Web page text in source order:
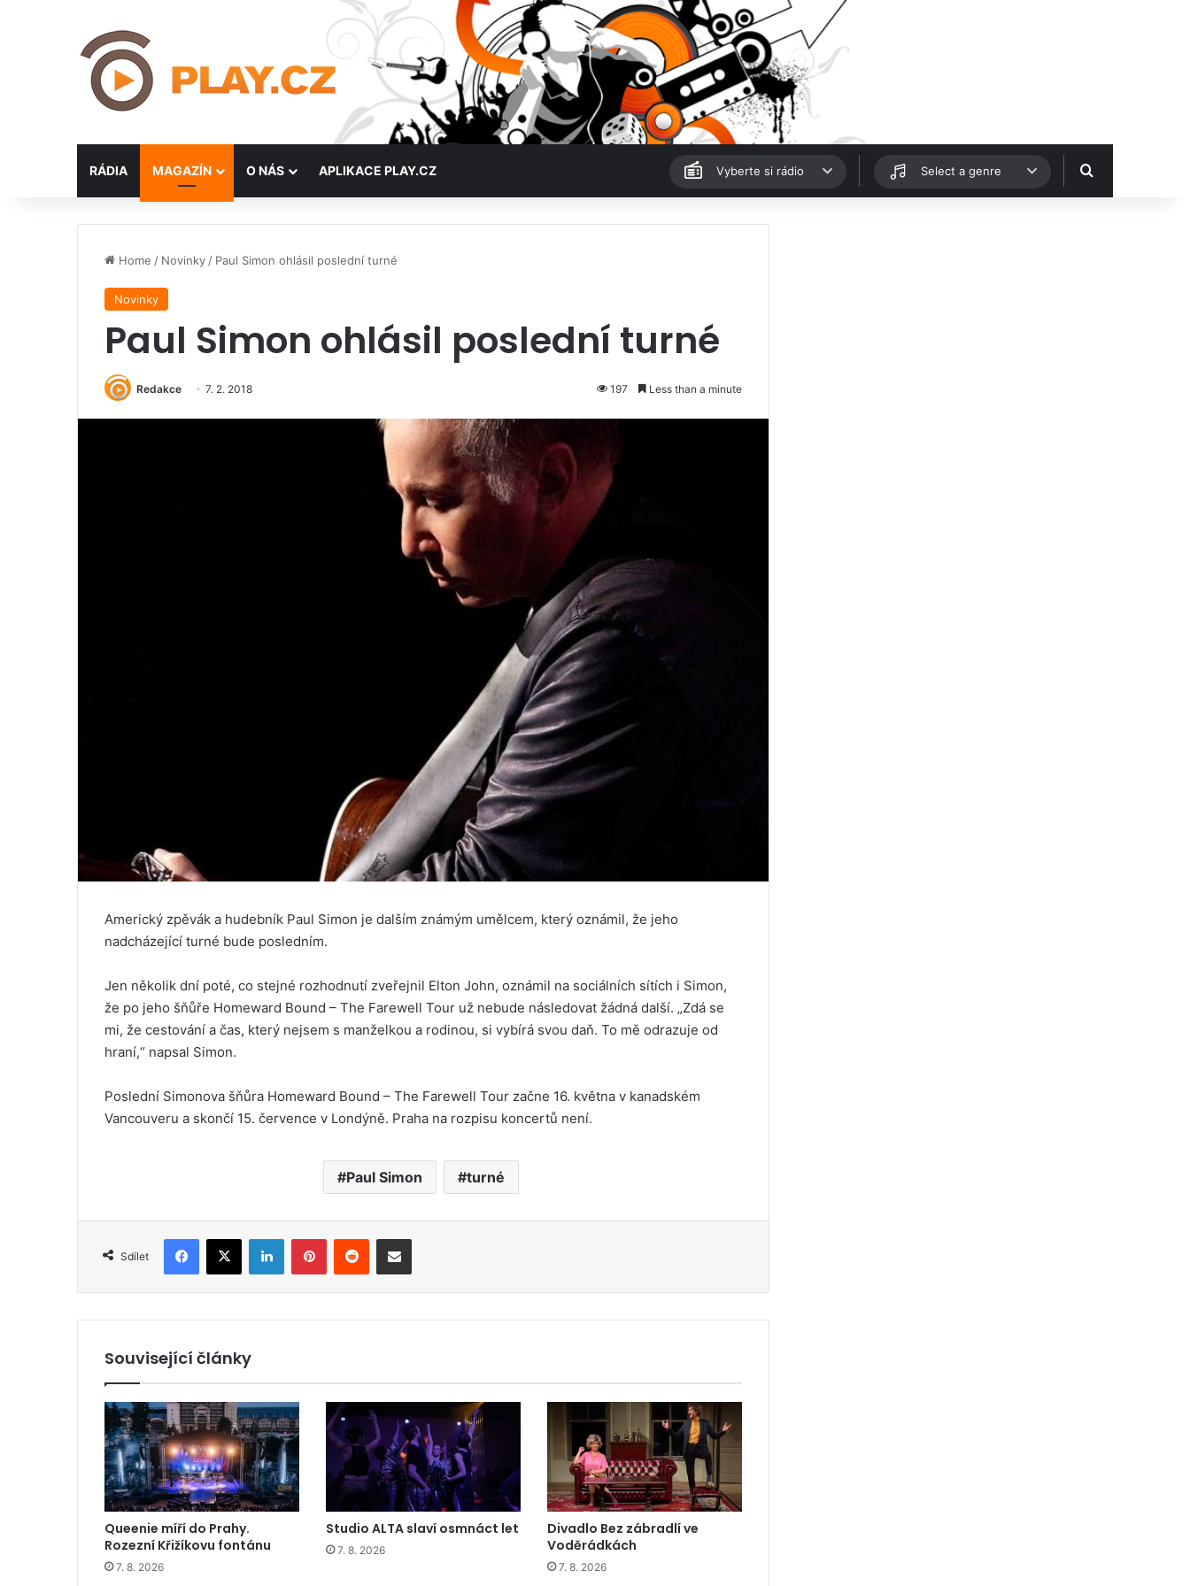
RÁDIA MAGAZÍN O NÁS APLIKACE PLAY.CZ Vyberte si rádio Select a genre Hledat
Home / Novinky / Paul Simon ohlásil poslední turné
Novinky
Paul Simon ohlásil poslední turné
Redakce 7. 2. 2018 197 Less than a minute
Americký zpěvák a hudebník Paul Simon je dalším známým umělcem, který oznámil, že jeho
nadcházející turné bude posledním.
Jen několik dní poté, co stejné rozhodnutí zveřejnil Elton John, oznámil na sociálních sítích i Simon,
že po jeho šňůře Homeward Bound – The Farewell Tour už nebude následovat žádná další. „Zdá se
mi, že cestování a čas, který nejsem s manželkou a rodinou, si vybírá svou daň. To mě odrazuje od
hraní,“ napsal Simon.
Poslední Simonova šňůra Homeward Bound – The Farewell Tour začne 16. května v kanadském
Vancouveru a skončí 15. července v Londýně. Praha na rozpisu koncertů není.
Paul Simon turné
Sdílet
Související články
Queenie míří do Prahy.
Rozezní Křižíkovu fontánu
7. 8. 2026
Studio ALTA slaví osmnáct let
7. 8. 2026
Divadlo Bez zábradlí ve
Voděrádkách
7. 8. 2026